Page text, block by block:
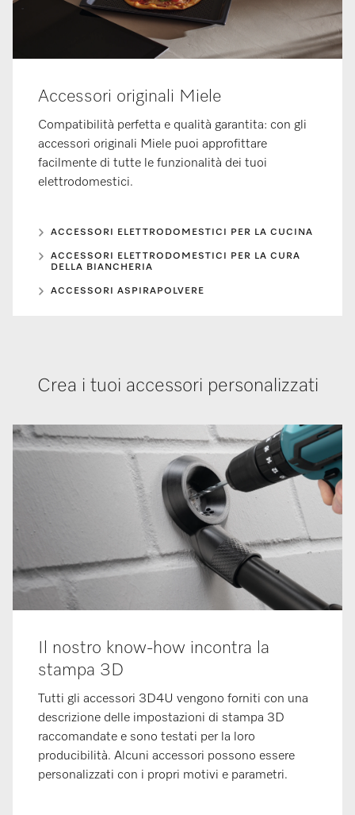
Accessori originali Miele
Compatibilità perfetta e qualità garantita: con gli
accessori originali Miele puoi approfittare
facilmente di tutte le funzionalità dei tuoi
elettrodomestici.
ACCESSORI ELETTRODOMESTICI PER LA CUCINA
ACCESSORI ELETTRODOMESTICI PER LA CURA
DELLA BIANCHERIA
ACCESSORI ASPIRAPOLVERE
Crea i tuoi accessori personalizzati
Il nostro know-how incontra la
stampa 3D
Tutti gli accessori 3D4U vengono forniti con una
descrizione delle impostazioni di stampa 3D
raccomandate e sono testati per la loro
producibilità. Alcuni accessori possono essere
personalizzati con i propri motivi e parametri.